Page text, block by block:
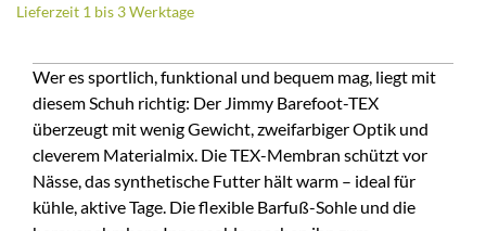
Lieferzeit 1 bis 3 Werktage
Wer es sportlich, funktional und bequem mag, liegt mit
diesem Schuh richtig: Der Jimmy Barefoot-TEX
überzeugt mit wenig Gewicht, zweifarbiger Optik und
cleverem Materialmix. Die TEX-Membran schützt vor
Nässe, das synthetische Futter hält warm – ideal für
kühle, aktive Tage. Die flexible Barfuß-Sohle und die